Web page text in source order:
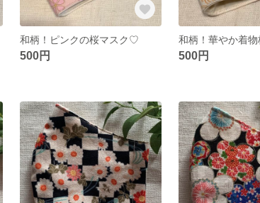
和柄！ピンクの桜マスク♡
500円 500円